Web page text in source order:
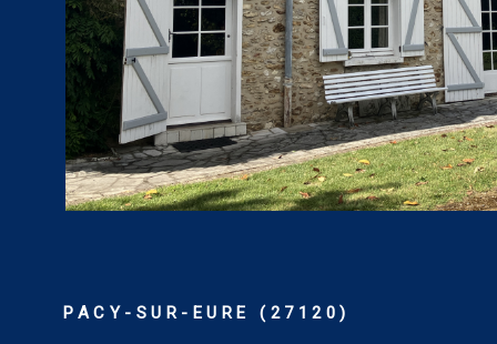
PACY-SUR-EURE (27120)